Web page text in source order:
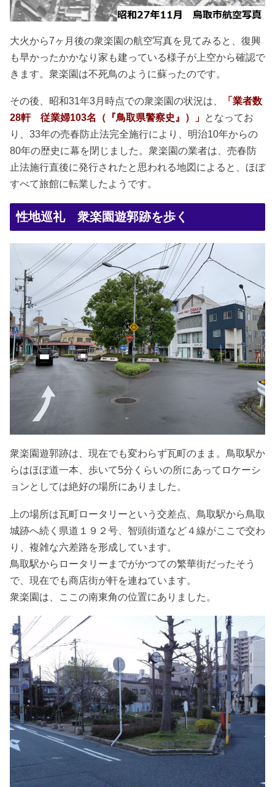
大火から7ヶ月後の衆楽園の航空写真を見てみると、復興
も早かったかかなり家も建っている様子が上空から確認で
きます。衆楽園は不死鳥のように蘇ったのです。
その後、昭和31年3月時点での衆楽園の状況は、
「業者数
28軒 従業婦103名（『鳥取県警察史』）」 となってお
り、33年の売春防止法完全施行により、明治10年からの
80年の歴史に幕を閉じました。衆楽園の業者は、売春防
止法施行直後に発行されたと思われる地図によると、ほぼ
すべて旅館に転業したようです。
性地巡礼 衆楽園遊郭跡を歩く
衆楽園遊郭跡は、現在でも変わらず瓦町のまま。鳥取駅か
らはほぼ道一本、歩いて5分くらいの所にあってロケーシ
ョンとしては絶好の場所にありました。
上の場所は瓦町ロータリーという交差点、鳥取駅から鳥取
城跡へ続く県道１９２号、智頭街道など４線がここで交わ
り、複雑な六差路を形成しています。
鳥取駅からロータリーまでがかつての繁華街だったそう
で、現在でも商店街が軒を連ねています。
衆楽園は、ここの南東角の位置にありました。